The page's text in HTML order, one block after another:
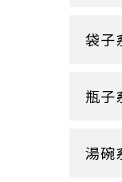
雙
冷熱
試飲
袋子
紙袋
瓶子
湯碗